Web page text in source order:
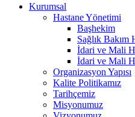
Kurumsal
Hastane Yönetimi
Başhekim
Sağlık
İdari ve Mali
İdari ve Mali
Organizasyon Yapısı
Kalite Politikamız
Tarihçemiz
Misyonumuz